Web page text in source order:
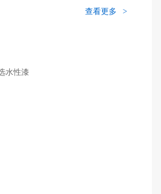
查看更多 >